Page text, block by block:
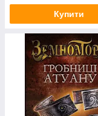
Купити